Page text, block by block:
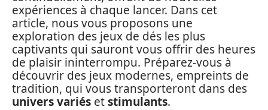
expériences à chaque lancer. Dans cet
article, nous vous proposons une
exploration des jeux de dés les plus
captivants qui sauront vous offrir des heures
de plaisir ininterrompu. Préparez-vous à
découvrir des jeux modernes, empreints de
tradition, qui vous transporteront dans des
univers variés etstimulants.